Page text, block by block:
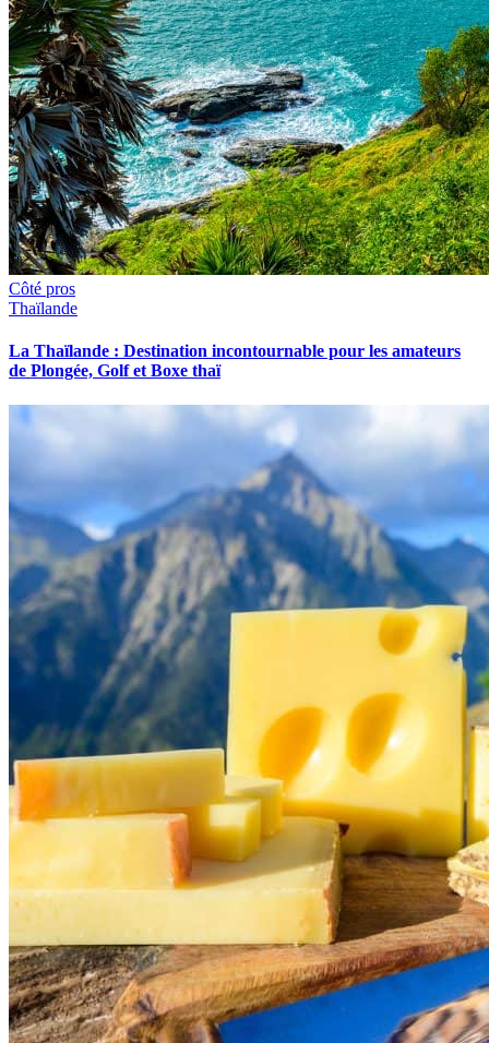
Côté pros
Thaïlande
La Thaïlande : Destination incontournable pour les amateurs
de Plongée, Golf et Boxe thaï